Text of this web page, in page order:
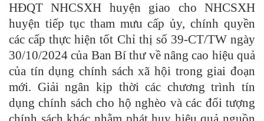
HĐQT NHCSXH huyện giao cho NHCSXH
huyện tiếp tục tham mưu cấp ủy, chính quyền
các cấp thực hiện tốt Chỉ thị số 39-CT/TW ngày
30/10/2024 của Ban Bí thư về nâng cao hiệu quả
của tín dụng chính sách xã hội trong giai đoạn
mới. Giải ngân kịp thời các chương trình tín
dụng chính sách cho hộ nghèo và các đối tượng